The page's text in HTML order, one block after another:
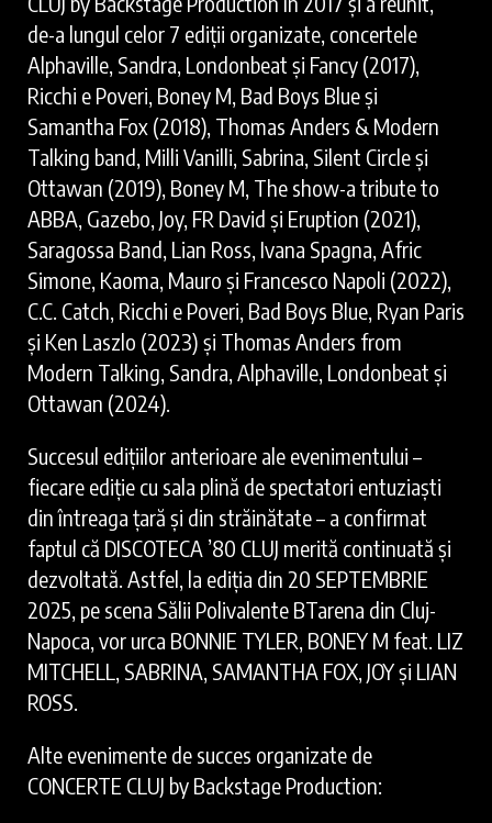
de-a lungul celor 7 ediții organizate, concertele
Alphaville, Sandra, Londonbeat și Fancy (2017),
Ricchi e Poveri, Boney M, Bad Boys Blue și
Samantha Fox (2018), Thomas Anders & Modern
Talking band, Milli Vanilli, Sabrina, Silent Circle și
Ottawan (2019), Boney M, The show-a tribute to
ABBA, Gazebo, Joy, FR David și Eruption (2021),
Saragossa Band, Lian Ross, Ivana Spagna, Afric
Simone, Kaoma, Mauro și Francesco Napoli (2022),
C.C. Catch, Ricchi e Poveri, Bad Boys Blue, Ryan Paris
și Ken Laszlo (2023) și Thomas Anders from
Modern Talking, Sandra, Alphaville, Londonbeat și
Ottawan (2024).
Succesul edițiilor anterioare ale evenimentului –
fiecare ediție cu sala plină de spectatori entuziaști
din întreaga țară și din străinătate – a confirmat
faptul că DISCOTECA ’80 CLUJ merită continuată și
dezvoltată. Astfel, la ediția din 20 SEPTEMBRIE
2025, pe scena Sălii Polivalente BTarena din Cluj-
Napoca, vor urca BONNIE TYLER, BONEY M feat. LIZ
MITCHELL, SABRINA, SAMANTHA FOX, JOY și LIAN
ROSS.
Alte evenimente de succes organizate de
CONCERTE CLUJ by Backstage Production: